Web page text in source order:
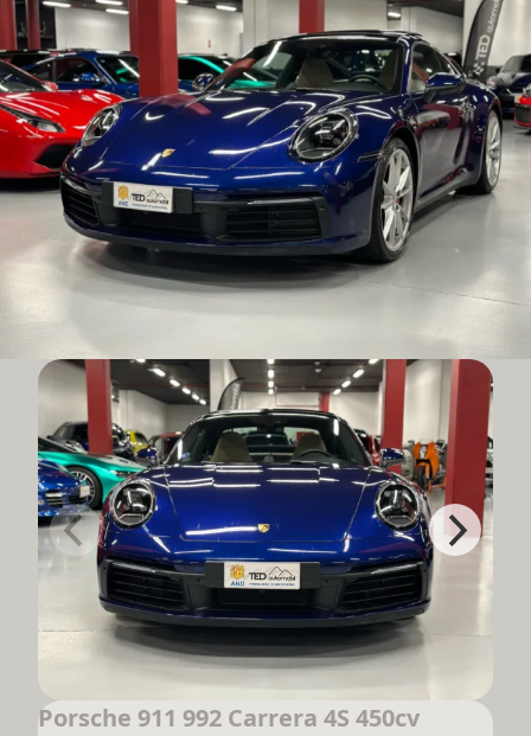
Porsche 911 992 Carrera 4S 450cv